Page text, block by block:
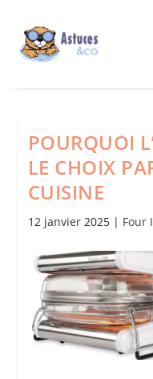
POURQUOI
LE CHOIX
CUISINE
12 janvier 2025| Four